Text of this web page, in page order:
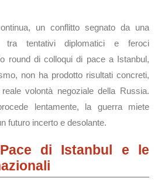
un conflitto segnato da una
tra tentativi diplomatici e feroci
round di colloqui di pace a Istanbul,
non ha prodotto risultati concreti,
volontà negoziale della Russia.
lentamente, la guerra miete
futuro incerto e desolante.
di Istanbul e le